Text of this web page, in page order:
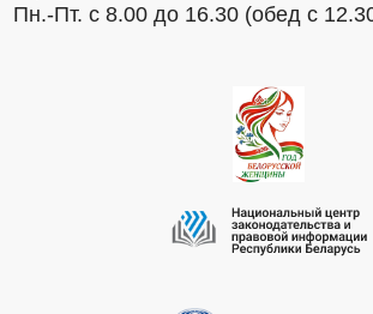
Пн.-Пт. с 8.00 до 16.30 (обед с